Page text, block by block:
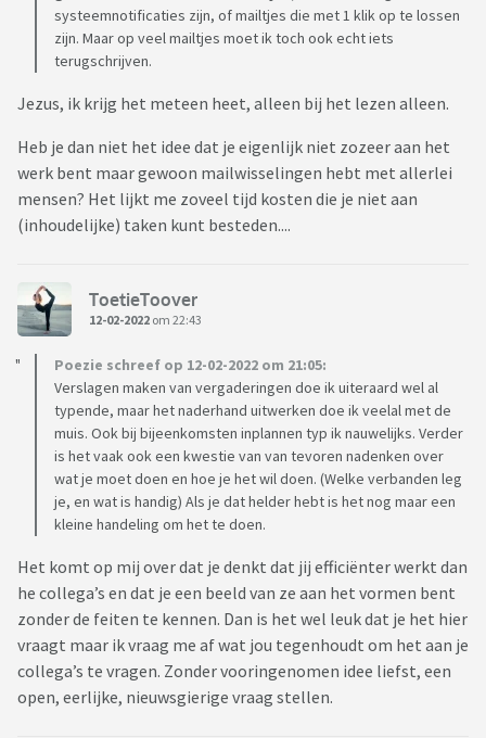
systeemnotificaties zijn, of mailtjes die met 1 klik op te lossen
zijn. Maar op veel mailtjes moet ik toch ook echt iets
terugschrijven.
Jezus, ik krijg het meteen heet, alleen bij het lezen alleen.
Heb je dan niet het idee dat je eigenlijk niet zozeer aan het
werk bent maar gewoon mailwisselingen hebt met allerlei
mensen? Het lijkt me zoveel tijd kosten die je niet aan
(inhoudelijke) taken kunt besteden....
ToetieToover
12-02-2022 om 22:43
Poezie schreef op 12-02-2022 om 21:05:
Verslagen maken van vergaderingen doe ik uiteraard wel al
typende, maar het naderhand uitwerken doe ik veelal met de
muis. Ook bij bijeenkomsten inplannen typ ik nauwelijks. Verder
is het vaak ook een kwestie van van tevoren nadenken over
wat je moet doen en hoe je het wil doen. (Welke verbanden leg
je, en wat is handig) Als je dat helder hebt is het nog maar een
kleine handeling om het te doen.
Het komt op mij over dat je denkt dat jij efficiënter werkt dan
he collega’s en dat je een beeld van ze aan het vormen bent
zonder de feiten te kennen. Dan is het wel leuk dat je het hier
vraagt maar ik vraag me af wat jou tegenhoudt om het aan je
collega’s te vragen. Zonder vooringenomen idee liefst, een
open, eerlijke, nieuwsgierige vraag stellen.